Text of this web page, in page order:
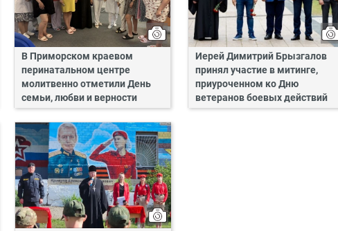
В Приморском краевом
перинатальном центре
молитвенно отметили День
семьи, любви и верности
Иерей Димитрий Брызгалов
принял участие в митинге,
приуроченном ко Дню
ветеранов боевых действий